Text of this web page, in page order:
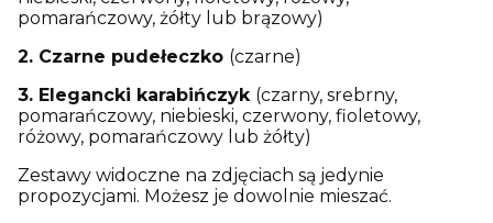
pomarańczowy, żółty lub brązowy)
2. Czarne pudełeczko (czarne)
3. Elegancki karabińczyk (czarny, srebrny,
pomarańczowy, niebieski, czerwony, fioletowy,
różowy, pomarańczowy lub żółty)
Zestawy widoczne na zdjęciach są jedynie
propozycjami. Możesz je dowolnie mieszać.